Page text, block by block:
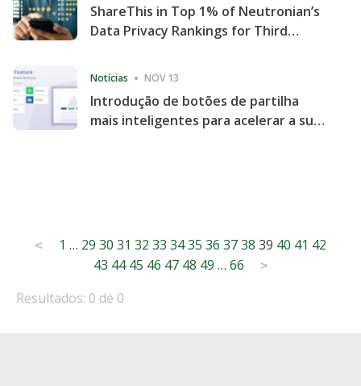
ShareThis in Top 1% of Neutronian’s
Data Privacy Rankings for Third
Notícias NOV 13
Introdução de botões de partilha
mais inteligentes para acelerar a sua
Posts
pagination
< 1 … 29 30 31 32 33 3435 36 3738 39 40 41 42
43 44 45 46 47 48 49 … 66 >
Resultados: 0 de 0